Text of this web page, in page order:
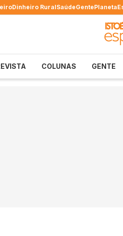
Dinheiro RuralSaúdeGentePlaneta
COLUNAS GENTE